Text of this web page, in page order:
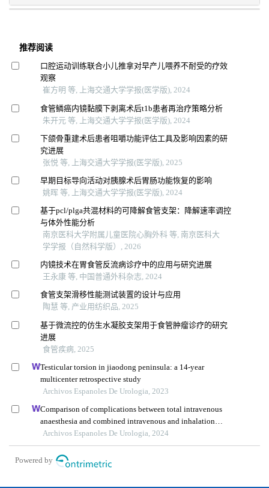
推荐阅读
口腔运动训练联合小儿推拿对早产儿喂养不耐受的疗效
观察
崔方明 等, 上海交通大学学报(医学版), 2024
食管鳞癌内镜黏膜下剥离术后t1b患者再治疗策略分析
朱开元 等, 上海交通大学学报(医学版), 2024
下颌骨重建术后患者咀嚼功能评估工具及影响因素的研
究进展
张悦 等, 上海交通大学学报(医学版), 2025
早期目标导向活动对胰腺术后胃肠功能恢复的影响
姚晖 等, 上海交通大学学报(医学版), 2024
基于pcl/plga共混材料的可降解食管支架：降解速率调控
与体外性能分析
南京医科大学附属儿童医院心胸外科 等, 南京医科大
学学报（自然科学版）, 2026
内镜技术在胃食管反流病诊疗中的应用与研究进展
王永康 等, 中国普通外科杂志, 2024
食管支架滑移性能测试装置的设计与应用
陶慧 等, 产业用纺织品, 2025
基于微流控的仿生水凝胶支架用于食管肿瘤诊疗的研究
进展
食管疾病, 2025
Testicular torsion in jiaodong peninsula: a 14-year
multicenter retrospective study
Archivos Espanoles De Urologia, 2023
Comparison of complications between total intravenous
anaesthesia and combined intravenous and inhalation
anaesthesia after renal biopsy in children
Archivos Espanoles De Urologia, 2024
Powered by